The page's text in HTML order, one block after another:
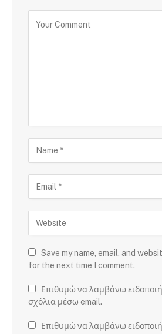
Save my name, email, and
for the next time I comment.
Επιθυμώ να λαμβάνω
σχόλια μέσω email.
Επιθυμώ να λαμβάνω